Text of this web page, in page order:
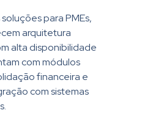
para PMEs,
arquitetura
alta disponibilidade
com módulos
financeira e
com sistemas